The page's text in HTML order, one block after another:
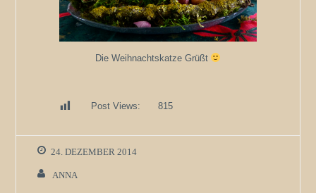
Die Weihnachtskatze Grüßt
Post Views: 815
24. DEZEMBER 2014
ANNA